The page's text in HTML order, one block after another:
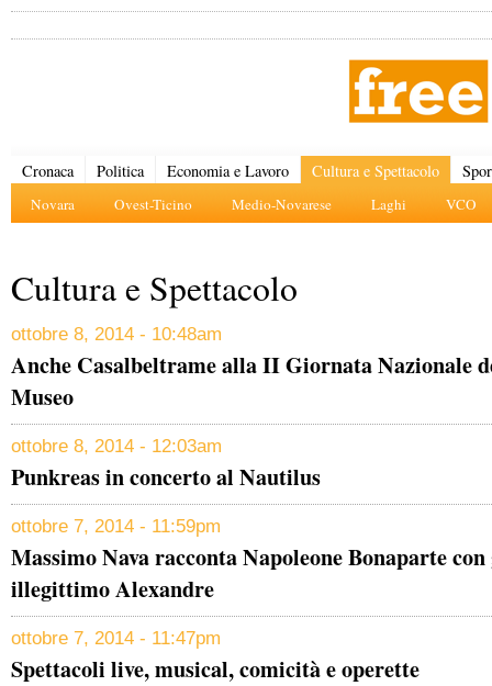
Cronaca Politica Economia e Lavoro Cultura e Spettacolo
Novara Ovest-Ticino Medio-Novarese Laghi VCO
Cultura e Spettacolo
ottobre 8, 2014 - 10:48am
Anche Casalbeltrame alla II Giornata Nazionale
Museo
ottobre 8, 2014 - 12:03am
Punkreas in concerto al Nautilus
ottobre 7, 2014 - 11:59pm
Massimo Nava racconta Napoleone Bonaparte
illegittimo Alexandre
ottobre 7, 2014 - 11:47pm
Spettacoli live, musical, comicità e operette